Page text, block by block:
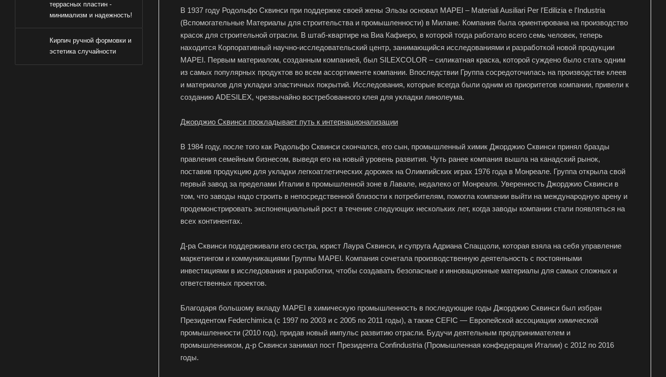
В 1937 году Родольфо Сквинси при поддержке своей жены Эльзы основал MAPEI – Materiali Ausiliari Per l'Edilizia e l'Industria
(Вспомогательные Материалы для строительства и промышленности) в Милане. Компания была ориентирована на производство
красок для строительной отрасли. В штаб-квартире на Виа Кафиеро, в которой тогда работало всего семь человек, теперь
находится Корпоративный научно-исследовательский центр, занимающийся исследованиями и разработкой новой продукции
MAPEI. Первым материалом, созданным компанией, был SILEXCOLOR – силикатная краска, которой суждено было стать одним
из самых популярных продуктов во всем ассортименте компании. Впоследствии Группа сосредоточилась на производстве клеев
и материалов для укладки эластичных покрытий. Исследования, которые всегда были одним из приоритетов компании, привели к
созданию ADESILEX, чрезвычайно востребованного клея для укладки линолеума.
Джорджио Сквинси прокладывает путь к интернационализации
В 1984 году, после того как Родольфо Сквинси скончался, его сын, промышленный химик Джорджио Сквинси принял бразды
правления семейным бизнесом, выведя его на новый уровень развития. Чуть ранее компания вышла на канадский рынок,
поставив продукцию для укладки легкоатлетических дорожек на Олимпийских играх 1976 года в Монреале. Группа открыла свой
первый завод за пределами Италии в промышленной зоне в Лавале, недалеко от Монреаля. Уверенность Джорджио Сквинси в
том, что заводы надо строить в непосредственной близости к потребителям, помогла компании выйти на международную арену и
продемонстрировать экспоненциальный рост в течение следующих нескольких лет, когда заводы компании стали появляться на
всех континентах.
Д-ра Сквинси поддерживали его сестра, юрист Лаура Сквинси, и супруга Адриана Спаццоли, которая взяла на себя управление
маркетингом и коммуникациями Группы MAPEI. Компания сочетала производственную деятельность с постоянными
инвестициями в исследования и разработки, чтобы создавать безопасные и инновационные материалы для самых сложных и
ответственных проектов.
Благодаря большому вкладу MAPEI в химическую промышленность в последующие годы Джорджио Сквинси был избран
Президентом Federchimica (с 1997 по 2003 и с 2005 по 2011 годы), а также CEFIC — Европейской ассоциации химической
промышленности (2010 год), придав новый импульс развитию отрасли. Будучи деятельным предпринимателем и
промышленником, д-р Сквинси занимал пост Президента Confindustria (Промышленная конфедерация Италии) с 2012 по 2016
годы.
террасных пластин -
минимализм и надежность!
Кирпич ручной формовки и
эстетика случайности